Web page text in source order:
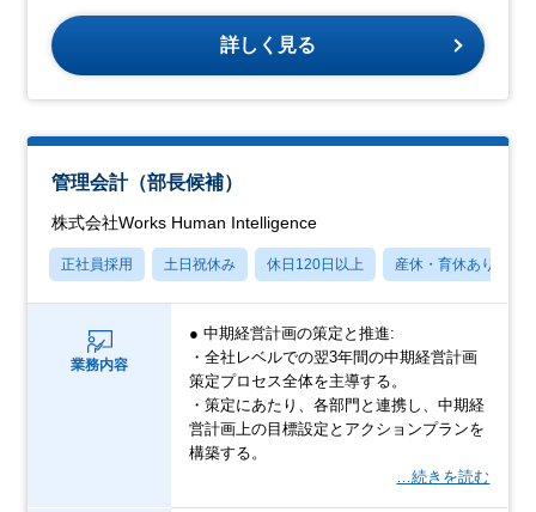
詳しく見る
管理会計（部長候補）
株式会社Works Human Intelligence
正社員採用 土日祝休み 休日120日以上 産休・育休あり
業務内容
● 中期経営計画の策定と推進:
・全社レベルでの翌3年間の中期経営計画
策定プロセス全体を主導する。
・策定にあたり、各部門と連携し、中期経
営計画上の目標設定とアクションプランを
構築する。
…続きを読む